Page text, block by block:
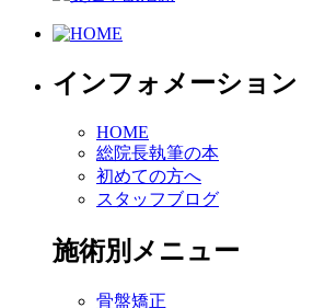
インフォメーション
HOME
総院長執筆の本
初めての方へ
スタッフブログ
施術別メニュー
骨盤矯正